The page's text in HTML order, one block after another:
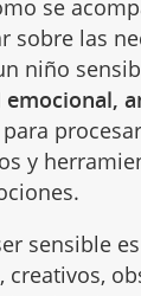
se
sobre las
niño
emocional,
y
sensible
creativos,